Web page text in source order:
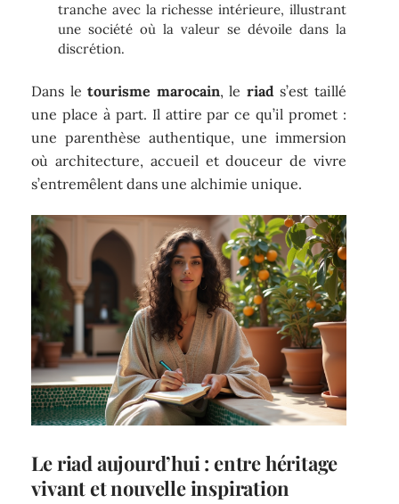
tranche avec la richesse intérieure, illustrant
une société où la valeur se dévoile dans la
discrétion.
Dans letourisme marocain, le riad s’est taillé
une place à part. Il attire par ce qu’il promet :
une parenthèse authentique, une immersion
où architecture, accueil et douceur de vivre
s’entremêlent dans une alchimie unique.
Leriad aujourd’hui : entre héritage
vivant et nouvelle inspiration